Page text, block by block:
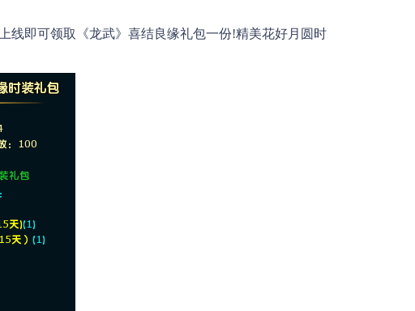
线即可领取《龙武》喜结良缘礼包一份!精美花好月圆时